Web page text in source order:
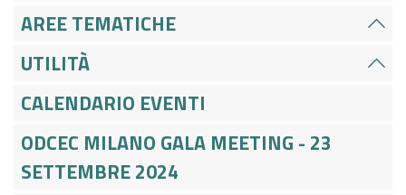
AREE TEMATICHE
UTILITÀ
CALENDARIO EVENTI
ODCEC MILANO GALA MEETING - 23
SETTEMBRE 2024